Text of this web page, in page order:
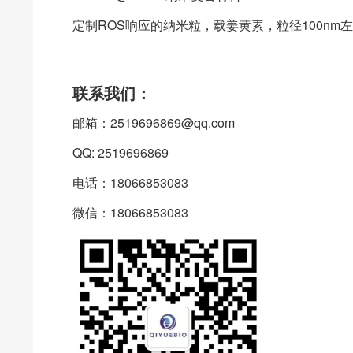
定制ROS响应的纳米粒，载姜黄素，粒径100nm
联系我们：
邮箱：2519696869@qq.com
QQ: 2519696869
电话：18066853083
微信：18066853083